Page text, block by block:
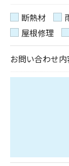
断熱材
屋根修理
お問い合わせ内